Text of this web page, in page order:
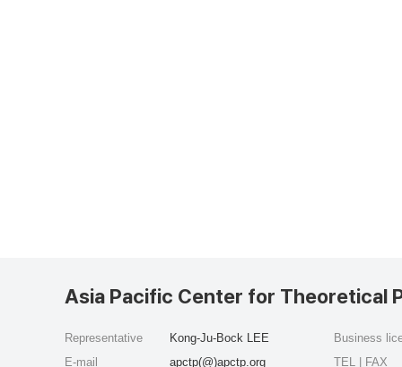
Asia Pacific Center for Theoretical
Representative
Kong-Ju-Bock LEE
E-mail
apctp(@)apctp.org
Business
TEL | FAX